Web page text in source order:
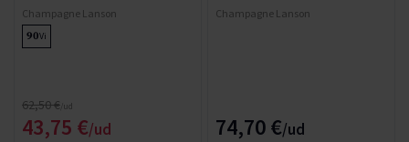
Champagne Lanson
90Vi
Precio especial
43,75 €
Precio normal
62,50 €
Champagne Lanson
74,70 €